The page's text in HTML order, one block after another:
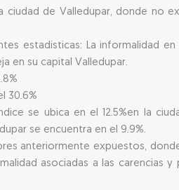
de Valledupar, donde no
estadísticas: La informalidad
en su capital Valledupar.
30.6%
se ubica en el 12.5%en la
se encuentra en el 9.9%.
anteriormente expuestos,
asociadas a las carencias